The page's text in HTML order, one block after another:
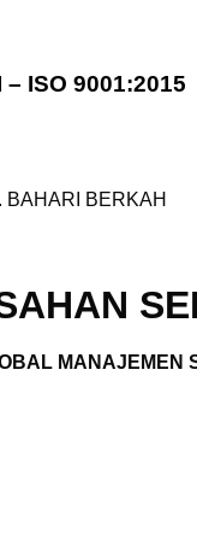
ISO 9001:2015
BAHARI BERKAH
MANAJEMEN